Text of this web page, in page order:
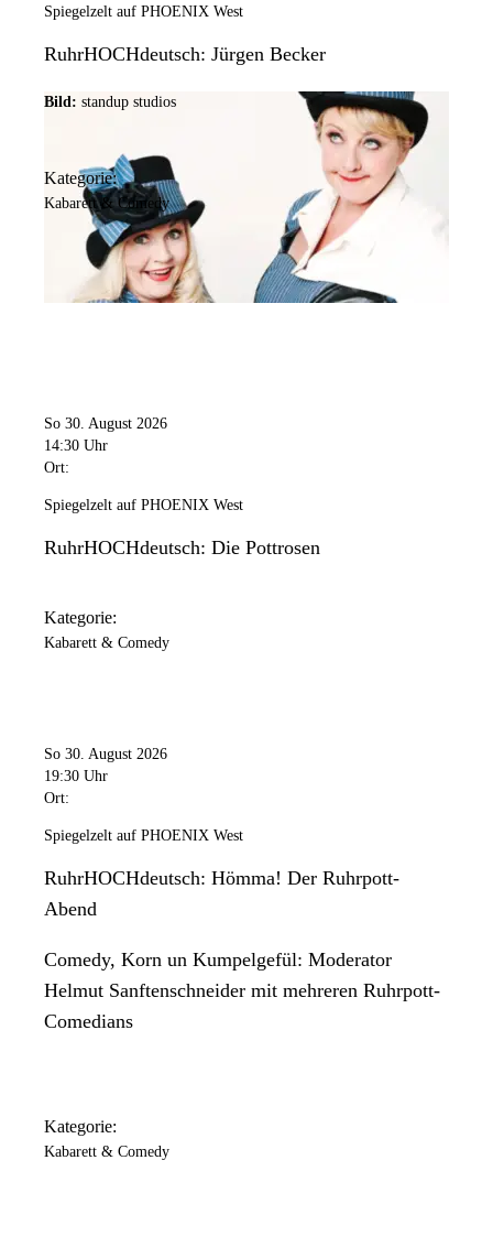
Spiegelzelt auf PHOENIX West
RuhrHOCHdeutsch: Jürgen Becker
Bild: standup studios
Kategorie:
Kabarett & Comedy
So 30. August 2026
14:30 Uhr
Ort:
Spiegelzelt auf PHOENIX West
RuhrHOCHdeutsch: Die Pottrosen
Kategorie:
Kabarett & Comedy
So 30. August 2026
19:30 Uhr
Ort:
Spiegelzelt auf PHOENIX West
RuhrHOCHdeutsch: Hömma! Der Ruhrpott-
Abend
Comedy, Korn un Kumpelgefül: Moderator
Helmut Sanftenschneider mit mehreren Ruhrpott-
Comedians
Kategorie:
Kabarett & Comedy